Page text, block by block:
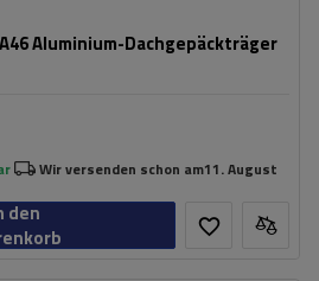
Aluminium-Dachgepäckträger
Wir versenden schon am11. August
den